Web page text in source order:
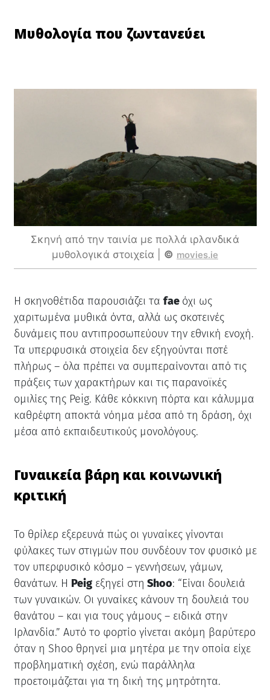
Μυθολογία που ζωντανεύει
Σκηνή από την ταινία με πολλά ιρλανδικά
μυθολογικά στοιχεία | © movies.ie
Η σκηνοθέτιδα παρουσιάζει τα fae όχι ως
χαριτωμένα μυθικά όντα, αλλά ως σκοτεινές
δυνάμεις που αντιπροσωπεύουν την εθνική ενοχή.
Τα υπερφυσικά στοιχεία δεν εξηγούνται ποτέ
πλήρως – όλα πρέπει να συμπεραίνονται από τις
πράξεις των χαρακτήρων και τις παρανοϊκές
ομιλίες της Peig. Κάθε κόκκινη πόρτα και κάλυμμα
καθρέφτη αποκτά νόημα μέσα από τη δράση, όχι
μέσα από εκπαιδευτικούς μονολόγους.
Γυναικεία βάρη και κοινωνική
κριτική
Το θρίλερ εξερευνά πώς οι γυναίκες γίνονται
φύλακες των στιγμών που συνδέουν τον φυσικό με
τον υπερφυσικό κόσμο – γεννήσεων, γάμων,
θανάτων. Η Peigεξηγεί στη Shoo: “Είναι δουλειά
των γυναικών. Οι γυναίκες κάνουν τη δουλειά του
θανάτου – και για τους γάμους – ειδικά στην
Ιρλανδία.” Αυτό το φορτίο γίνεται ακόμη βαρύτερο
όταν η Shoo θρηνεί μια μητέρα με την οποία είχε
προβληματική σχέση, ενώ παράλληλα
προετοιμάζεται για τη δική της μητρότητα.